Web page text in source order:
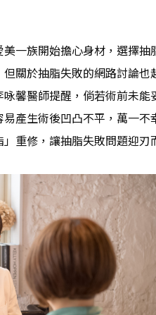
一族開始擔心身材，選擇抽
關於抽脂失敗的網路討論也
馨醫師提醒，倘若術前未能
產生術後凹凸不平，萬一不
重修，讓抽脂失敗問題迎刃